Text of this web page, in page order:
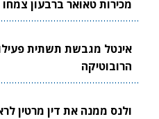
מכירות טאואר ברבעון צמחו ב-
אינטל מגבשת תשתית
הרובוטיקה
ולנס ממנה את דין מרטין